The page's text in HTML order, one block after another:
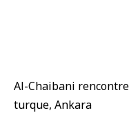
Al-Chaibani
turque, Ankara